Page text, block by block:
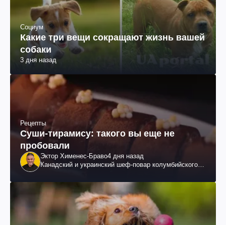
Социум
Какие три вещи сокращают жизнь вашей
собаки
3 дня назад
Рецепты
Суши-тирамису: такого вы еще не
пробовали
Эктор Хименес-Браво4 дня назад
Канадский и украинский шеф-повар колумбийского